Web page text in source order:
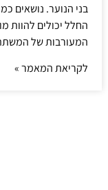
בני הנוער. נושאים
החלל יכולים להוות
המעורבות של
לקריאת המאמר »